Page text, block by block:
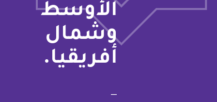
الأوسط
وشمال
أفريقيا.
—